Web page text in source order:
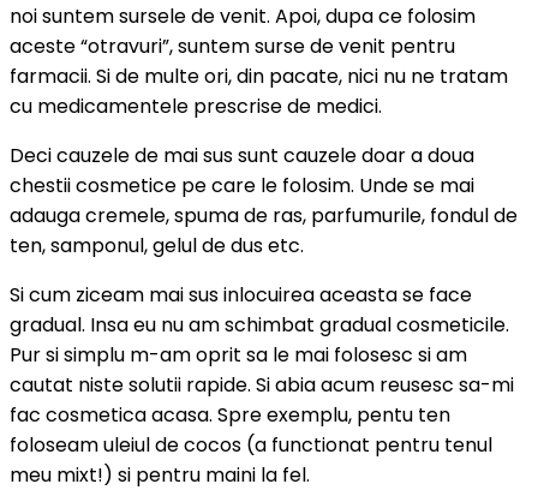
noi suntem sursele de venit. Apoi, dupa ce folosim
aceste “otravuri”, suntem surse de venit pentru
farmacii. Si de multe ori, din pacate, nici nu ne tratam
cu medicamentele prescrise de medici.
Deci cauzele de mai sus sunt cauzele doar a doua
chestii cosmetice pe care le folosim. Unde se mai
adauga cremele, spuma de ras, parfumurile, fondul de
ten, samponul, gelul de dus etc.
Si cum ziceam mai sus inlocuirea aceasta se face
gradual. Insa eu nu am schimbat gradual cosmeticile.
Pur si simplu m-am oprit sa le mai folosesc si am
cautat niste solutii rapide. Si abia acum reusesc sa-mi
fac cosmetica acasa. Spre exemplu, pentu ten
foloseam uleiul de cocos (a functionat pentru tenul
meu mixt!) si pentru maini la fel.